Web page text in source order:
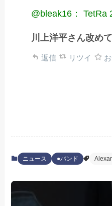
@bleak16： TetRa
川上洋平さん改め
返信 リツイ
ニュース ●バンド